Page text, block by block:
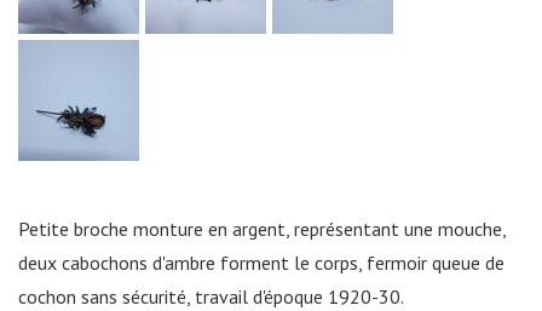
Petite broche monture en argent, représentant une mouche,
deux cabochons d'ambre forment le corps, fermoir queue de
cochon sans sécurité, travail d'époque 1920-30.